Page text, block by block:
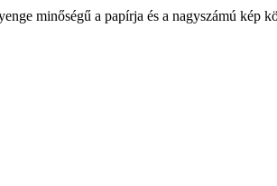
minőségű a papírja és a nagyszámú kép